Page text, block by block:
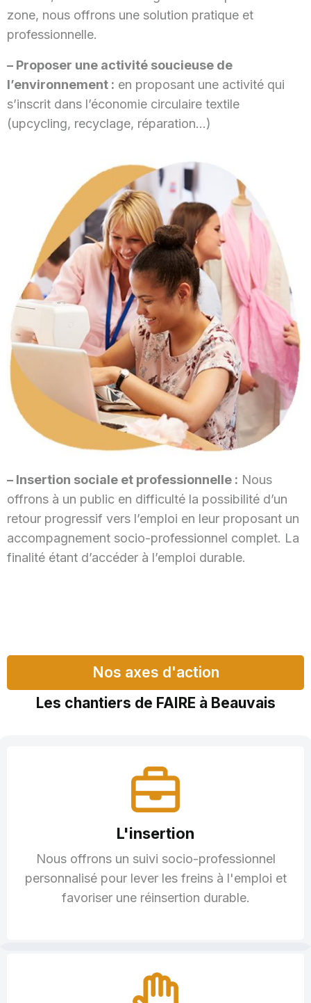
zone, nous offrons une solution pratique et
professionnelle.
– Proposer une activité soucieuse de
l’environnement : en proposant une activité qui
s’inscrit dans l’économie circulaire textile
(upcycling, recyclage, réparation…)
– Insertion sociale et professionnelle : Nous
offrons à un public en difficulté la possibilité d’un
retour progressif vers l’emploi en leur proposant un
accompagnement socio-professionnel complet. La
finalité étant d’accéder à l’emploi durable.
Nos axes d'action
Les chantiers de FAIRE à Beauvais
L'insertion
Nous offrons un suivi socio-professionnel
personnalisé pour lever les freins à l'emploi et
favoriser une réinsertion durable.